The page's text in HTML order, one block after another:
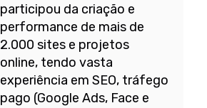
participou da criação e
performance de mais de
2.000 sites e projetos
online, tendo vasta
experiência em SEO, tráfego
pago (Google Ads, Face e